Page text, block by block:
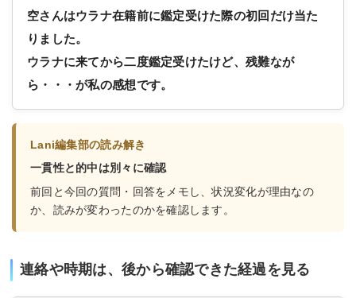
空さんはウラナ在籍前に鑑定受けた際の初回だけ当た
りました。
ウラナに来てから二度鑑定受けたけど、残難なが
ら・・・が私の感想です。
Lani編集部の読み解き
一貫性と的中は別々に確認
前回と今回の質問・回答をメモし、状況変化が理由なの
か、読みが変わったのかを確認します。
連絡や時期は、後から確認できた経過を見る